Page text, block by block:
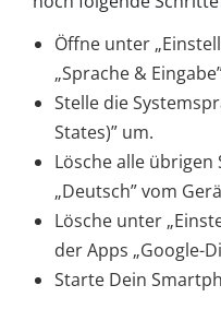
Öffne unter
„Sprache &
Stelle die
States)” um.
Lösche alle übrigen
„Deutsch” vom
Lösche unter
der Apps „Google-
Starte Dein